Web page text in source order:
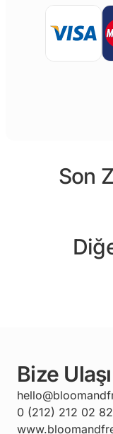
Son
Bize
0 (212) 212 02 82